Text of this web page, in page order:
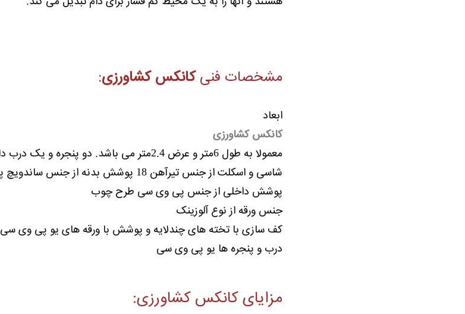
مشخصات فنیکانکس کشاورزی:
ابعاد
کانکس کشاورزی
معمولا به طول 6متر و عرض 2.4متر می باشد. دو پنجره و یک درب دارد اما به دلخواه مشتری قابل سفارش است.
شاسی و اسکلت از جنس تیرآهن 18 پوشش بدنه از جنس ساندویچ پانل پلی اورتان
پوشش داخلی از جنس پی وی سی طرح چوب
جنس ورقه از نوع آلوزینک
کف سازی با تخته های چندلایه و پوشش با ورقه های یو پی وی سی
درب و پنجره ها یو پی وی سی
مزایای کانکس کشاورزی: